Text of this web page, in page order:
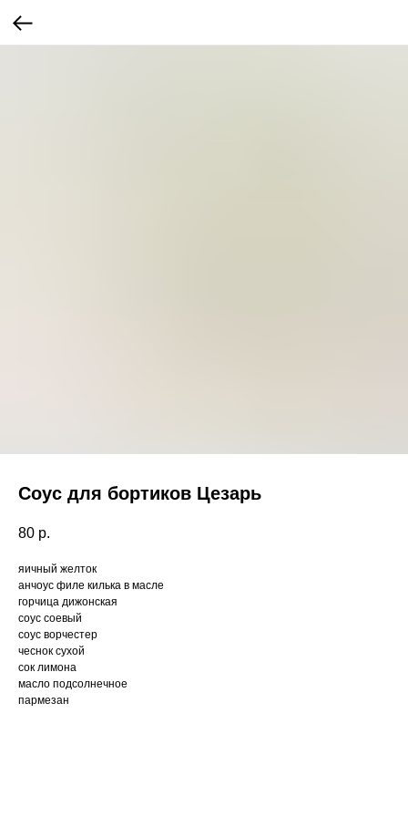
Соус для бортиков Цезарь
80 р.
яичный желток
анчоус филе килька в масле
горчица дижонская
соус соевый
соус ворчестер
чеснок сухой
сок лимона
масло подсолнечное
пармезан